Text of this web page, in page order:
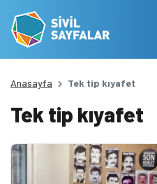
Anasayfa Tek tip kıyafet
Tek tip kıyafet